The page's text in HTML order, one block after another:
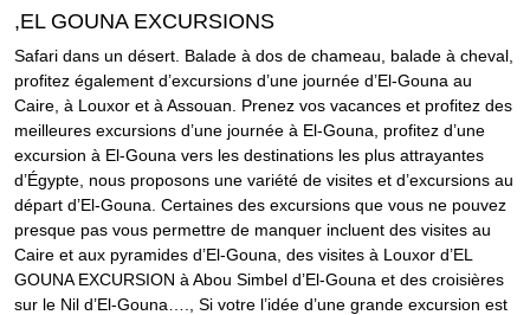
,EL GOUNA EXCURSIONS
Safari dans un désert. Balade à dos de chameau, balade à cheval,
profitez également d’excursions d’une journée d’El-Gouna au
Caire, à Louxor et à Assouan. Prenez vos vacances et profitez des
meilleures excursions d’une journée à El-Gouna, profitez d’une
excursion à El-Gouna vers les destinations les plus attrayantes
d’Égypte, nous proposons une variété de visites et d’excursions au
départ d’El-Gouna. Certaines des excursions que vous ne pouvez
presque pas vous permettre de manquer incluent des visites au
Caire et aux pyramides d’El-Gouna, des visites à Louxor d’EL
GOUNA EXCURSION à Abou Simbel d’El-Gouna et des croisières
sur le Nil d’El-Gouna…., Si votre l’idée d’une grande excursion est